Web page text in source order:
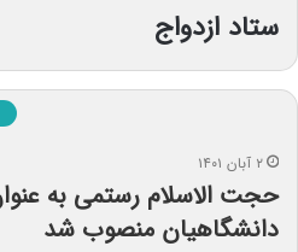
ستاد ازدواج
۲ آبان ۱۴۰۱
حجت الاسلام رستمی به
دانشگاهیان منصوب شد